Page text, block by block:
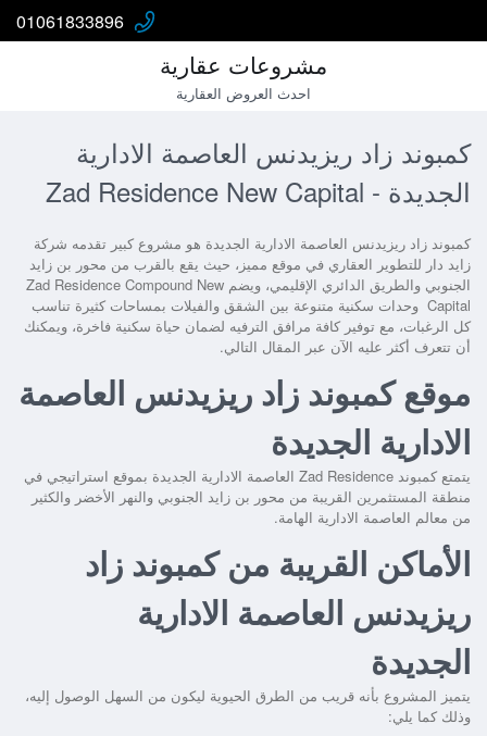
01061833896
مشروعات عقارية
احدث العروض العقارية
كمبوند زاد ريزيدنس العاصمة الادارية
الجديدة - Zad Residence New Capital
كمبوند زاد ريزيدنس العاصمة الادارية الجديدة هو مشروع كبير تقدمه شركة
زايد دار للتطوير العقاري في موقع مميز، حيث يقع بالقرب من محور بن زايد
الجنوبي والطريق الدائري الإقليمي، ويضم Zad Residence Compound New
Capital وحدات سكنية متنوعة بين الشقق والفيلات بمساحات كثيرة تناسب
كل الرغبات، مع توفير كافة مرافق الترفيه لضمان حياة سكنية فاخرة، ويمكنك
أن تتعرف أكثر عليه الآن عبر المقال التالي.
موقع كمبوند زاد ريزيدنس العاصمة
الادارية الجديدة
يتمتع كمبوند Zad Residence العاصمة الادارية الجديدة
بموقع استراتيجي في
منطقة المستثمرين القريبة من محور بن زايد الجنوبي والنهر الأخضر والكثير
من معالم العاصمة الادارية الهامة.
الأماكن القريبة من كمبوند زاد
ريزيدنس العاصمة الادارية
الجديدة
يتميز المشروع بأنه قريب من الطرق الحيوية ليكون من السهل الوصول إليه،
وذلك كما يلي: